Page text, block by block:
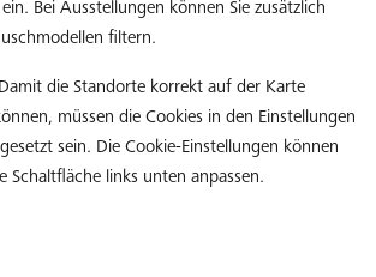
Bei Ausstellungen können Sie zusätzlich
filtern.
Damit die Standorte korrekt auf der Karte
müssen die Cookies in den Einstellungen
sein. Die Cookie-Einstellungen können
Schaltfläche links unten anpassen.